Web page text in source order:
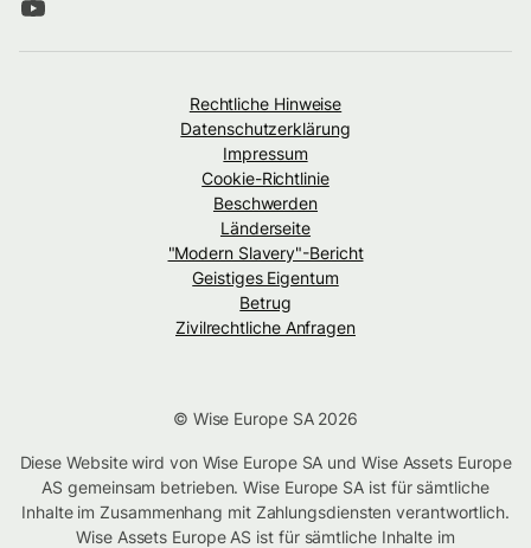
Rechtliche Hinweise
Datenschutzerklärung
Impressum
Cookie-Richtlinie
Beschwerden
Länderseite
"Modern Slavery"-Bericht
Geistiges Eigentum
Betrug
Zivilrechtliche Anfragen
© Wise Europe SA 2026
Diese Website wird von Wise Europe SA und Wise Assets Europe
AS gemeinsam betrieben. Wise Europe SA ist für sämtliche
Inhalte im Zusammenhang mit Zahlungsdiensten verantwortlich.
Wise Assets Europe AS ist für sämtliche Inhalte im